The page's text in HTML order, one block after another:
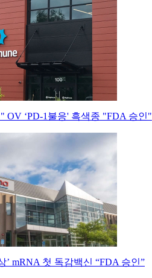
OV ‘PD-1불응' 흑색종 "FDA 승인"
’ mRNA 첫 독감백신 “FDA 승인”